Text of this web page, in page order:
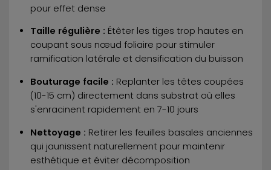
pour effet dense
Taille régulière : Étêter les tiges trop hautes en
coupant sous nœud foliaire pour stimuler
ramification latérale et densification du buisson
Bouturage facile : Replanter les têtes coupées
(10-15 cm) directement dans substrat où elles
s'enracinent rapidement en 7-10 jours
Nettoyage : Retirer les feuilles basales anciennes
qui jaunissent naturellement pour maintenir
esthétique et éviter décomposition